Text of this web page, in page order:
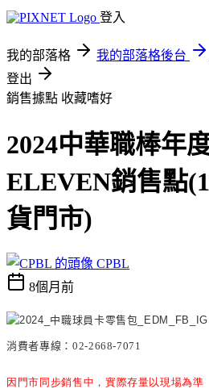
登入
我的部落格 我的部落格後台
登出
銷售據點 收藏嗜好
2024中華職棒年
ELEVEN銷售點
貨門市)
CPBL
8個月前
消費者專線： 02-2668-7071
因門市同步銷售中，實際存量以現場為準